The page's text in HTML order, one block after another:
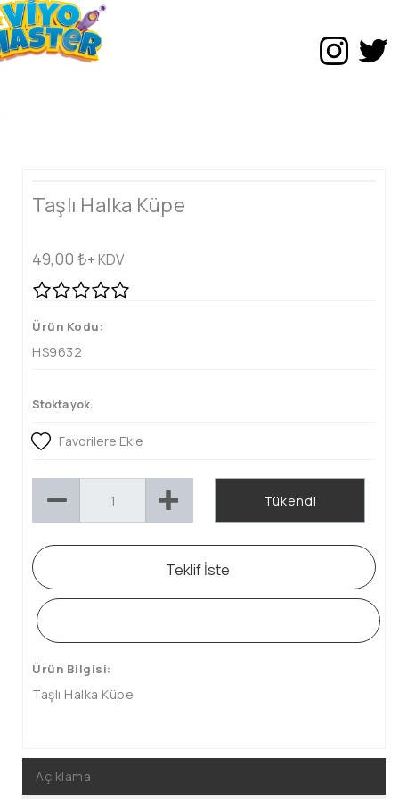
Taşlı Halka Küpe
49,00 ₺+ KDV
Ürün Kodu:
HS9632
Stokta yok.
Favorilere Ekle
Tükendi
Teklif İste
Ürün Bilgisi:
Taşlı Halka Küpe
Açıklama